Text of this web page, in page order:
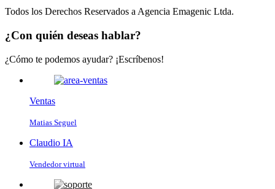
Todos los Derechos Reservados a Agencia Emagenic Ltda.
¿Con quién deseas hablar?
¿Cómo te podemos ayudar? ¡Escríbenos!
Ventas
Matias Seguel
Claudio IA
Vendedor virtual